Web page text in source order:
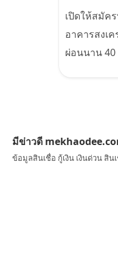
เปิดให้สมัค
อาคารสงเ
ผ่อนนาน
มีข่าวดี
ข้อมูลสินเชื่อ กู้เงิน เงินด่วน สิ